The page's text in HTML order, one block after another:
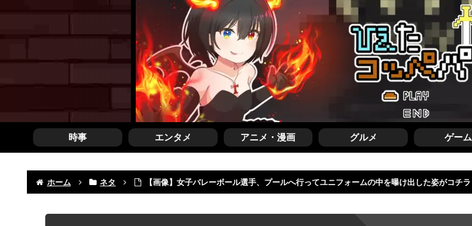
時事 エンタメ アニメ・漫画 グルメ ゲーム
ホーム ネタ 【画像】女子バレーボール選手、プールへ行ってユニフォームの中を曝け出した姿がコチラ